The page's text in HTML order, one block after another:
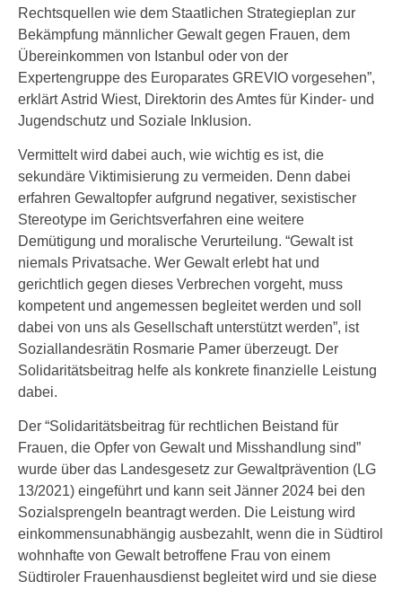
Rechtsquellen wie dem Staatlichen Strategieplan zur
Bekämpfung männlicher Gewalt gegen Frauen, dem
Übereinkommen von Istanbul oder von der
Expertengruppe des Europarates GREVIO vorgesehen”,
erklärt Astrid Wiest, Direktorin des Amtes für Kinder- und
Jugendschutz und Soziale Inklusion.
Vermittelt wird dabei auch, wie wichtig es ist, die
sekundäre Viktimisierung zu vermeiden. Denn dabei
erfahren Gewaltopfer aufgrund negativer, sexistischer
Stereotype im Gerichtsverfahren eine weitere
Demütigung und moralische Verurteilung. “Gewalt ist
niemals Privatsache. Wer Gewalt erlebt hat und
gerichtlich gegen dieses Verbrechen vorgeht, muss
kompetent und angemessen begleitet werden und soll
dabei von uns als Gesellschaft unterstützt werden”, ist
Soziallandesrätin Rosmarie Pamer überzeugt. Der
Solidaritätsbeitrag helfe als konkrete finanzielle Leistung
dabei.
Der “Solidaritätsbeitrag für rechtlichen Beistand für
Frauen, die Opfer von Gewalt und Misshandlung sind”
wurde über das Landesgesetz zur Gewaltprävention (LG
13/2021) eingeführt und kann seit Jänner 2024 bei den
Sozialsprengeln beantragt werden. Die Leistung wird
einkommensunabhängig ausbezahlt, wenn die in Südtirol
wohnhafte von Gewalt betroffene Frau von einem
Südtiroler Frauenhausdienst begleitet wird und sie diese